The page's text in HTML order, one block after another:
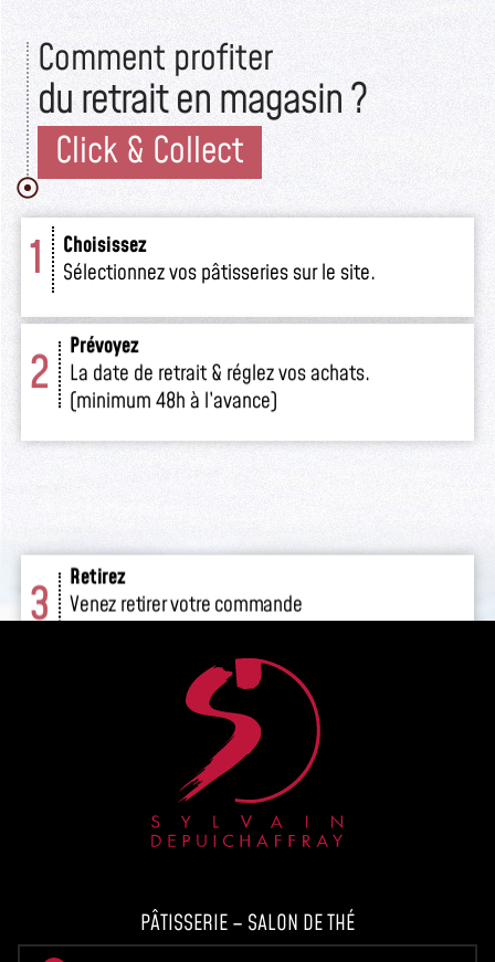
Comment profiter
du retrait en magasin ?
Click & Collect
1
Choisissez
Sélectionnez vos pâtisseries sur le site.
2
Prévoyez
La date de retrait & réglez vos achats.
(minimum 48h à l’avance)
en boutique.
PÂTISSERIE – SALON DE THÉ